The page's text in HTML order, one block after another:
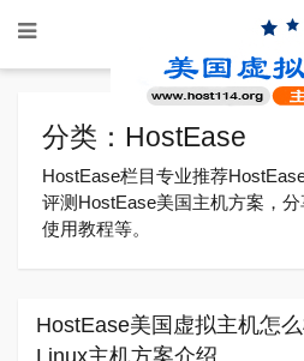
分类：HostEase
HostEase栏目专业推荐
评测HostEase美国主机方案，
使用教程等。
HostEase美国虚拟主机怎
Linux主机方案介绍